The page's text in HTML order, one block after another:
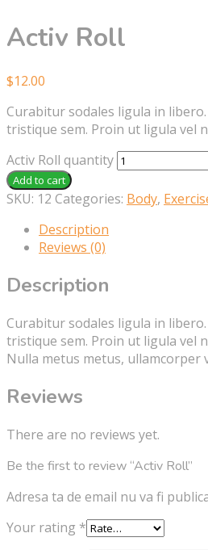
Activ Roll
$12.00
Curabitur sodales ligula in
tristique sem. Proin ut ligula vel
Activ Roll quantity
Add to cart
SKU: 12 Categories: Body,
Description
Reviews (0)
Description
Curabitur sodales ligula in
tristique sem. Proin ut ligula vel
Nulla metus metus, ullamcorper
Reviews
There are no reviews yet.
Be the first to review “Activ Roll”
Adresa ta de email nu va fi
Your rating *